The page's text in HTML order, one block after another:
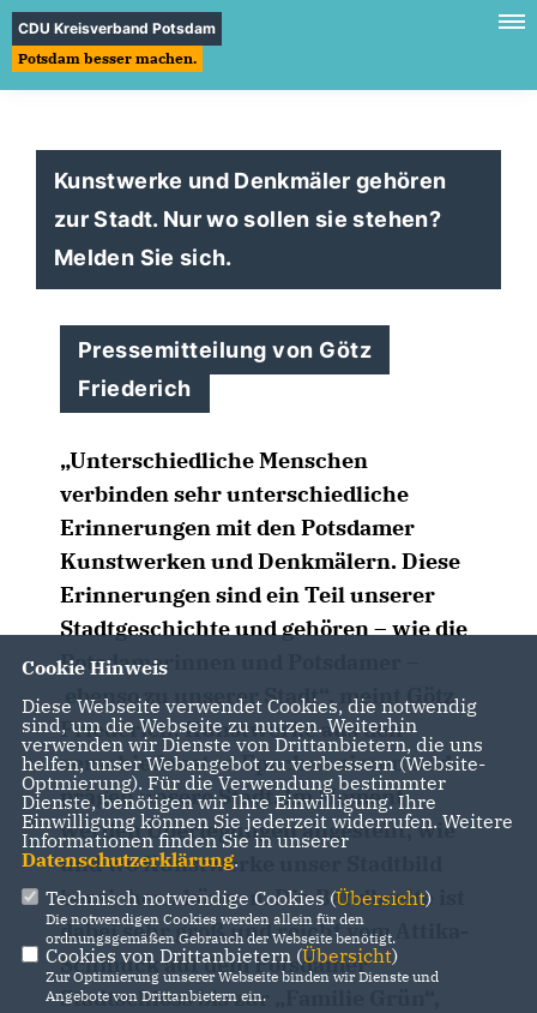
CDU Kreisverband Potsdam
Potsdam besser machen.
Kunstwerke und Denkmäler gehören
zur Stadt. Nur wo sollen sie stehen?
Melden Sie sich.
Pressemitteilung von Götz
Friederich
Unterschiedliche Menschen
verbinden sehr unterschiedliche
Erinnerungen mit den Potsdamer
Kunstwerken und Denkmälern. Diese
Erinnerungen sind ein Teil unserer
Stadtgeschichte und gehören – wie die
Potsdamerinnen und Potsdamer –
ebenso zu unserer Stadt“, meint Götz
Friederich. Kunstwerke aus den
verschiedensten Epochen zieren und
prägen unsere Stadt. Im Moment
werden Überlegungen angestellt, wie
und wo Kunstwerke unser Stadtbild
bereichern können. Die Bandbreite ist
dabei sehr groß und reicht vom Attika-
Schmuck auf dem Potsdamer
Stadtschloss bis zur „Familie Grün“,
Cookie Hinweis
Diese Webseite verwendet Cookies, die notwendig
sind, um die Webseite zu nutzen. Weiterhin
verwenden wir Dienste von Drittanbietern, die uns
helfen, unser Webangebot zu verbessern (Website-
Optmierung). Für die Verwendung bestimmter
Dienste, benötigen wir Ihre Einwilligung. Ihre
Einwilligung können Sie jederzeit widerrufen. Weitere
Informationen finden Sie in unserer
Datenschutzerklärung.
Technisch notwendige Cookies (Übersicht)
Die notwendigen Cookies werden allein für den
ordnungsgemäßen Gebrauch der Webseite benötigt.
Cookies von Drittanbietern (Übersicht)
Zur Optimierung unserer Webseite binden wir Dienste und
Angebote von Drittanbietern ein.